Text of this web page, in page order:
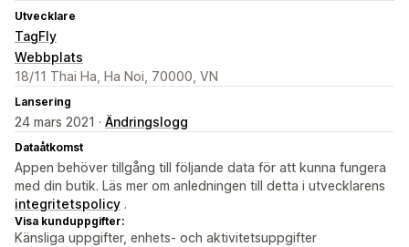
Utvecklare
TagFly
Webbplats
18/11 Thai Ha, Ha Noi, 70000, VN
Lansering
24 mars 2021 · Ändringslogg
Dataåtkomst
Appen behöver tillgång till följande data för att kunna fungera
med din butik. Läs mer om anledningen till detta i utvecklarens
integritetspolicy .
Visa kunduppgifter:
Känsliga uppgifter, enhets- och aktivitetsuppgifter